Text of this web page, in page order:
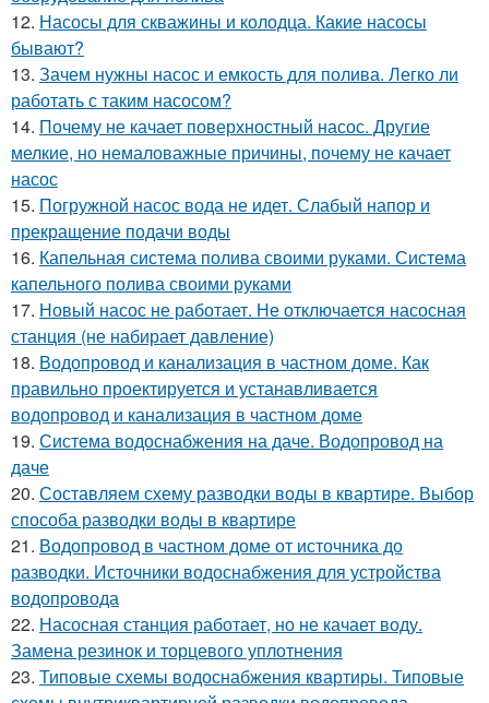
12. Насосы для скважины и колодца. Какие насосы
бывают?
13. Зачем нужны насос и емкость для полива. Легко ли
работать с таким насосом?
14. Почему не качает поверхностный насос. Другие
мелкие, но немаловажные причины, почему не качает
насос
15. Погружной насос вода не идет. Слабый напор и
прекращение подачи воды
16. Капельная система полива своими руками. Система
капельного полива своими руками
17. Новый насос не работает. Не отключается насосная
станция (не набирает давление)
18. Водопровод и канализация в частном доме. Как
правильно проектируется и устанавливается
водопровод и канализация в частном доме
19. Система водоснабжения на даче. Водопровод на
даче
20. Составляем схему разводки воды в квартире. Выбор
способа разводки воды в квартире
21. Водопровод в частном доме от источника до
разводки. Источники водоснабжения для устройства
водопровода
22. Насосная станция работает, но не качает воду.
Замена резинок и торцевого уплотнения
23. Типовые схемы водоснабжения квартиры. Типовые